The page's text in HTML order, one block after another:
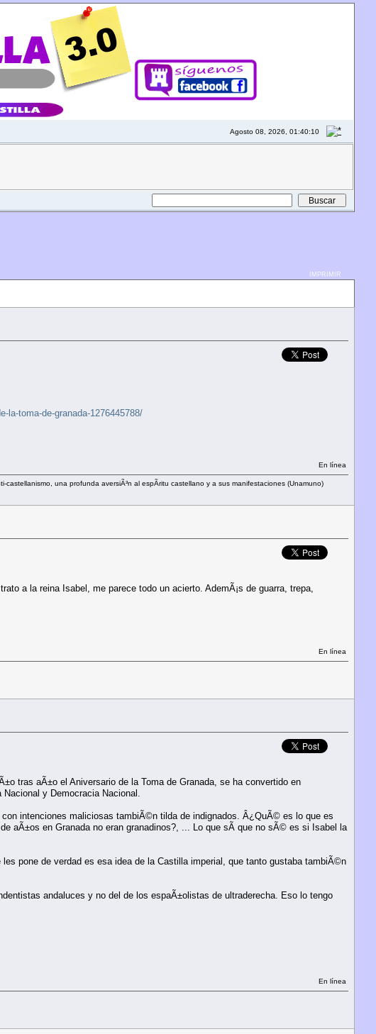
Agosto 08, 2026, 01:40:10
IMPRIMIR
la-toma-de-granada-1276445788/
En línea
una profunda aversiÃ³n al espÃ­ritu castellano y a sus manifestaciones (Unamuno)
a la reina Isabel, me parece todo un acierto. AdemÃ¡s de guarra, trepa,
En línea
tras aÃ±o el Aniversario de la Toma de Granada, se ha convertido en
y Democracia Nacional.
intenciones maliciosas tambiÃ©n tilda de indignados. Â¿QuÃ© es lo que es
aÃ±os en Granada no eran granadinos?, ... Lo que sÃ­ que no sÃ© es si Isabel la
pone de verdad es esa idea de la Castilla imperial, que tanto gustaba tambiÃ©n
andaluces y no del de los espaÃ±olistas de ultraderecha. Eso lo tengo
En línea